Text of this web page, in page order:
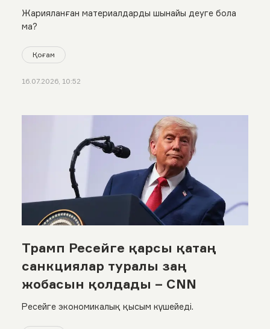
және журналистің өзі не дейді?
Жарияланған материалдарды шынайы деуге бола
ма?
Қоғам
16.07.2026, 10:52
Трамп Ресейге қарсы қатаң
санкциялар туралы заң
жобасын қолдады – CNN
Ресейге экономикалық қысым күшейеді.